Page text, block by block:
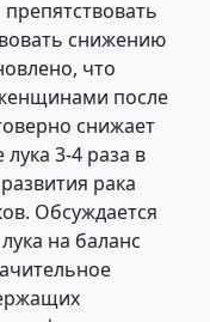
снижению
что
после
снижает
3-4 раза в
рака
Обсуждается
на баланс